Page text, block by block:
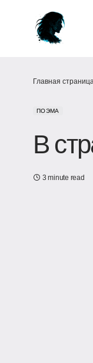
Главная
ПОЭМА
В
3 minute read